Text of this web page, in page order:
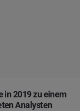
in 2019 zu einem
Analysten